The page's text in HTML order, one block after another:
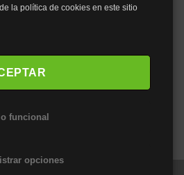
la política de cookies en este sitio
funcional
opciones